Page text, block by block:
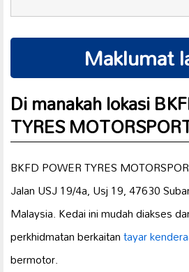
Maklumat
Di manakah lokasi
TYRES
BKFD POWER TYRES
Jalan USJ 19/4a, Usj 19, 47630
Malaysia. Kedai ini mudah diakses
perkhidmatan berkaitantayar
bermotor.